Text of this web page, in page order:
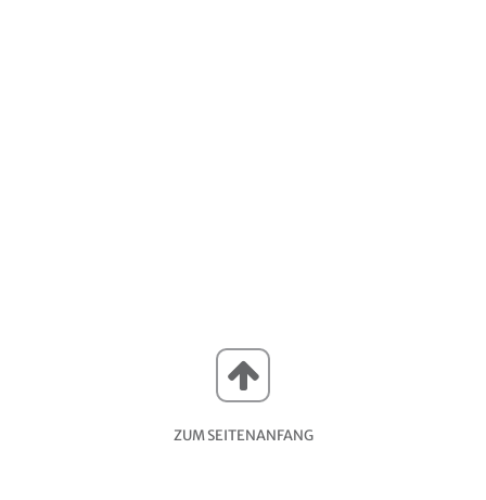
ZUM SEITENANFANG